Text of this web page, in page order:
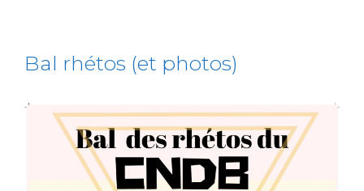
Bal rhétos (et photos)